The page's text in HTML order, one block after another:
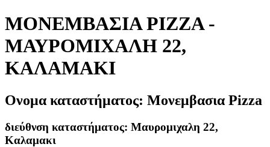
ΜΟΝΕΜΒΑΣΙΑ PIZZA -
ΜΑΥΡΟΜΙΧΑΛΗ 22,
ΚΑΛΑΜΑΚΙ
Ονομα καταστήματος: Μονεμβασια Pizza
διεύθνση καταστήματος: Μαυρομιχαλη 22,
Καλαμακι